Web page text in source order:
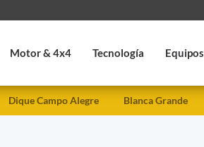
Motor & 4x4 Tecnología Equipos
Dique Campo Alegre Blanca Grande